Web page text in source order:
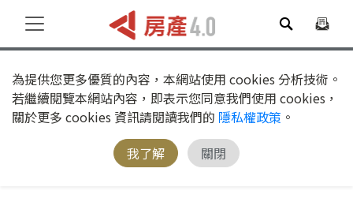
為提供您更多優質的內容，本網站使用 cookies 分析技術。
若繼續閱覽本網站內容，即表示您同意我們使用 cookies，
關於更多 cookies 資訊請閱讀我們的 隱私權政策 。
我了解
關閉